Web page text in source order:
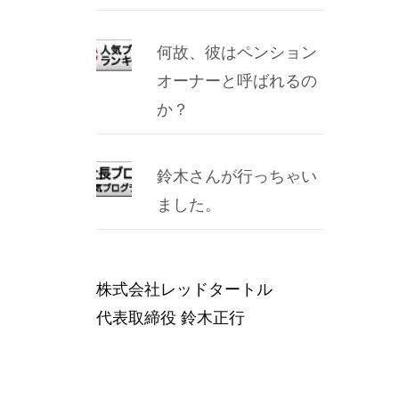
何故、彼はペンション
オーナーと呼ばれるの
か？
鈴木さんが行っちゃい
ました。
株式会社レッドタートル
代表取締役 鈴木正行